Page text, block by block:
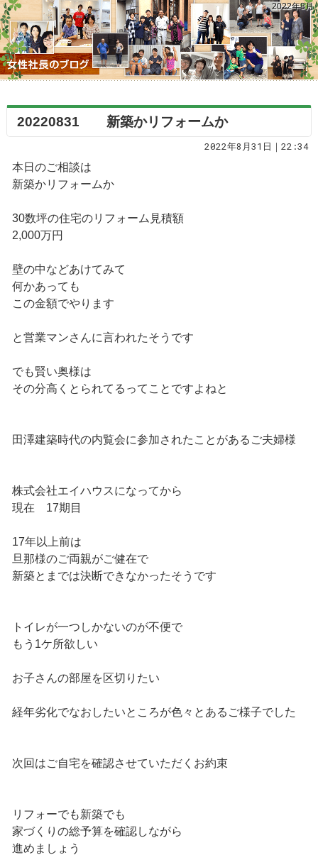
2022年8月
20220831 新築かリフォームか
2022年8月31日｜22:34
本日のご相談は
新築かリフォームか
30数坪の住宅のリフォーム見積額
2,000万円
壁の中などあけてみて
何かあっても
この金額でやります
と営業マンさんに言われたそうです
でも賢い奥様は
その分高くとられてるってことですよねと
田澤建築時代の内覧会に参加されたことがあるご夫婦様
株式会社エイハウスになってから
現在 17期目
17年以上前は
旦那様のご両親がご健在で
新築とまでは決断できなかったそうです
トイレが一つしかないのが不便で
もう1ケ所欲しい
お子さんの部屋を区切りたい
経年劣化でなおしたいところが色々とあるご様子でした
次回はご自宅を確認させていただくお約束
リフォーでも新築でも
家づくりの総予算を確認しながら
進めましょう